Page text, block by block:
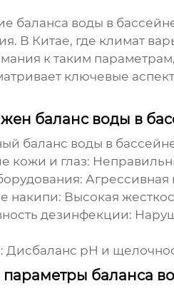
баланса воды в
В Китае, где климат
к таким
ключевые
баланс воды в
баланс воды в
кожи и глаз:
:
накипи: Высокая
дезинфекции:
: Дисбаланс pH и
баланса